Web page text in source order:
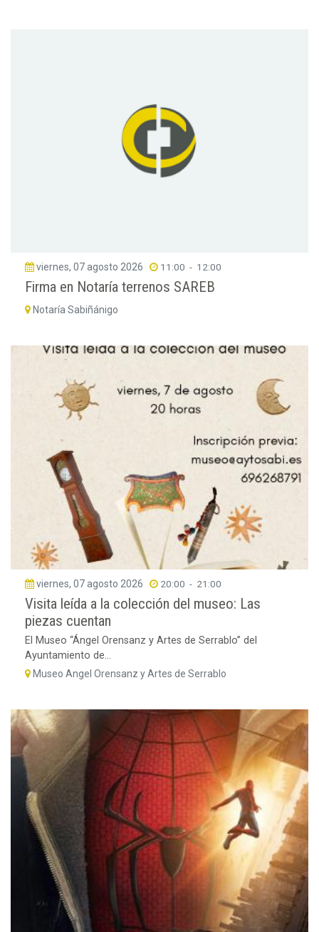
viernes, 07 agosto 2026 11:00 - 12:00
Firma en Notaría terrenos SAREB
Notaría Sabiñánigo
viernes, 07 agosto 2026 20:00 - 21:00
Visita leída a la colección del museo: Las
piezas cuentan
El Museo “Ángel Orensanz y Artes de Serrablo” del
Ayuntamiento de...
Museo Angel Orensanz y Artes de Serrablo